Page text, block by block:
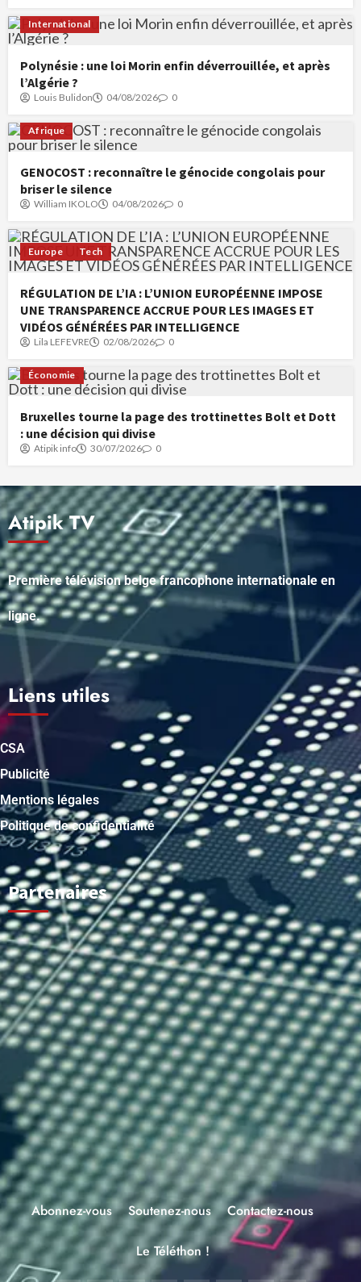
International
Polynésie : une loi Morin enfin déverrouillée, et après
l’Algérie ?
Louis Bulidon 04/08/2026 0
Afrique
GENOCOST : reconnaître le génocide congolais pour
briser le silence
William IKOLO 04/08/2026 0
Europe Tech
RÉGULATION DE L’IA : L’UNION EUROPÉENNE IMPOSE
UNE TRANSPARENCE ACCRUE POUR LES IMAGES ET
VIDÉOS GÉNÉRÉES PAR INTELLIGENCE
Lila LEFEVRE 02/08/2026 0
Économie
Bruxelles tourne la page des trottinettes Bolt et Dott
: une décision qui divise
Atipik info 30/07/2026 0
Atipik TV
Première télévision belge francophone internationale en
ligne.
Liens utiles
CSA
Publicité
Mentions légales
Politique de confidentialité
Partenaires
Abonnez-vous Soutenez-nous Contactez-nous
Le Téléthon !